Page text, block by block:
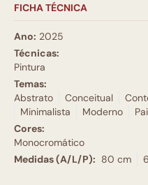
FICHA TÉCNICA
Ano: 2025
Técnicas:
Pintura
Temas:
Abstrato
Conceitual
Minimalista
Moderno
Cores:
Monocromático
Medidas (A/L/P): 80 cm